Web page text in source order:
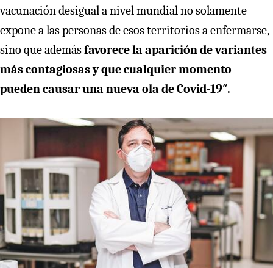
vacunación desigual a nivel mundial no solamente
expone a las personas de esos territorios a enfermarse,
sino que ademásfavorece la aparición de variantes
más contagiosas y que cualquier momento
pueden causar una nueva ola de Covid-19″.